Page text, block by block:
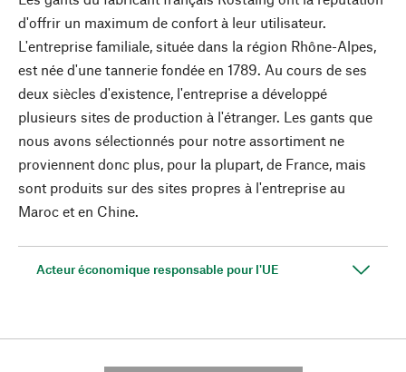
d'offrir un maximum de confort à leur utilisateur.
L'entreprise familiale, située dans la région Rhône-Alpes,
est née d'une tannerie fondée en 1789. Au cours de ses
deux siècles d'existence, l'entreprise a développé
plusieurs sites de production à l'étranger. Les gants que
nous avons sélectionnés pour notre assortiment ne
proviennent donc plus, pour la plupart, de France, mais
sont produits sur des sites propres à l'entreprise au
Maroc et en Chine.
Acteur économique responsable pour l'UE